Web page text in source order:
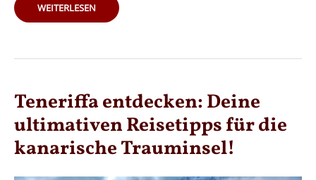
LA
GRACIOSA
–
AB
WEITERLESEN
Teneriffa entdecken: Deine
ultimativen Reisetipps für die
kanarische Trauminsel!